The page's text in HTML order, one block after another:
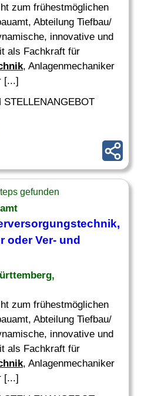
zum frühestmöglichen
Abteilung Tiefbau/
innovative und
als Fachkraft für
, Anlagenmechaniker
[...]
gefunden
,
oder Ver- und
zum frühestmöglichen
Abteilung Tiefbau/
innovative und
als Fachkraft für
, Anlagenmechaniker
[...]